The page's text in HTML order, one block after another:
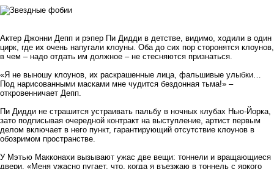
Актер Джонни Депп и рэпер Пи Дидди в детстве, видимо, ходили в один
цирк, где их очень напугали клоуны. Оба до сих пор сторонятся клоунов,
в чем – надо отдать им должное – не стесняются признаться.
«Я не выношу клоунов, их раскрашенные лица, фальшивые улыбки…
Под нарисованными масками мне чудится бездонная тьма!» –
откровенничает Депп.
Пи Дидди не страшится устраивать пальбу в ночных клубах Нью-Йорка,
зато подписывая очередной контракт на выступление, артист первым
делом включает в него пункт, гарантирующий отсутствие клоунов в
обозримом пространстве.
У Мэтью Макконахи вызывают ужас две вещи: тоннели и вращающиеся
двери. «Меня ужасно пугает, что, когда я въезжаю в тоннель с яркого